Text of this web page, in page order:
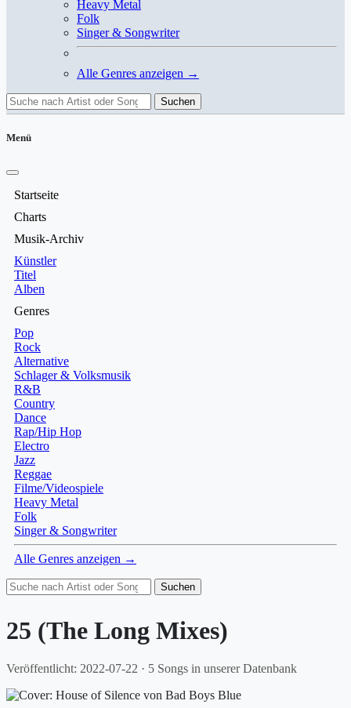
Heavy Metal
Folk
Singer & Songwriter
Alle Genres anzeigen →
Suchen
Menü
Startseite
Charts
Musik-Archiv
Künstler
Titel
Alben
Genres
Pop
Rock
Alternative
Schlager & Volksmusik
R&B
Country
Dance
Rap/Hip Hop
Electro
Jazz
Reggae
Filme/Videospiele
Heavy Metal
Folk
Singer & Songwriter
Alle Genres anzeigen →
Suchen
25 (The Long Mixes)
Veröffentlicht: 2022-07-22 · 5 Songs in unserer Datenbank